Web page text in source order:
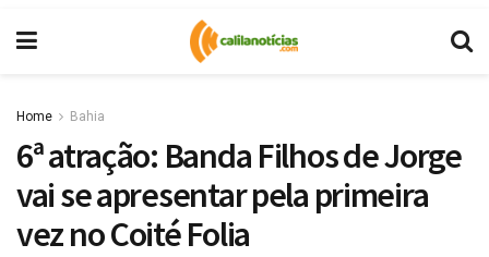
Home Bahia
6ª atração: Banda Filhos de Jorge
vai se apresentar pela primeira
vez no Coité Folia